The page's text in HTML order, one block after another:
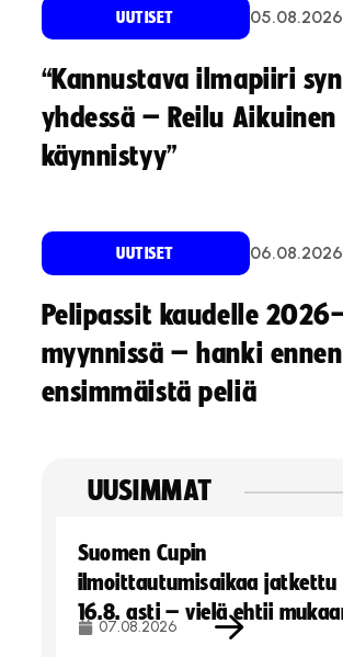
UUTISET 05.08.2026
“Kannustava ilmapiiri
yhdessä – Reilu
käynnistyy”
UUTISET 06.08.2026
Pelipassit kaudelle
myynnissä – hanki ennen
ensimmäistä peliä
UUSIMMAT
Suomen Cupin
ilmoittautumisaikaa jatkettu
16.8. asti – vielä ehtii
07.08.2026